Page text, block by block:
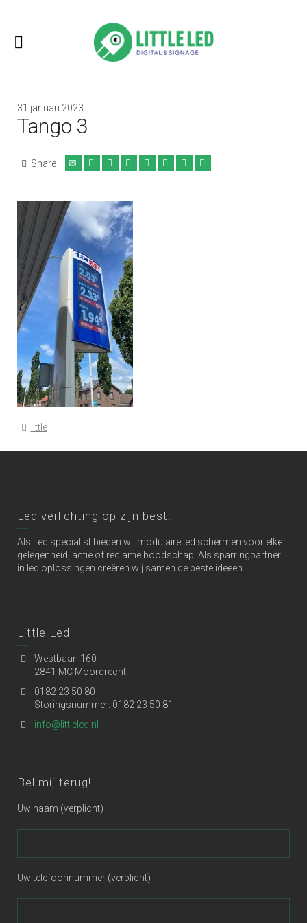
31 januari 2023
Tango 3
Share
little
Led verlichting op zijn best!
Als Led specialist bieden wij modulaire led schermen voor elke
gelegenheid, actie of reclame boodschap. Als sparringpartner
in led oplossingen creëren wij samen de beste ideeën.
Little Led
Westbaan 160
2841 MC Moordrecht
0182 23 50 80
Storingsnummer: 0182 23 50 81
info@littleled.nl
Bel mij terug!
Uw naam (verplicht)
Uw telefoonnummer (verplicht)